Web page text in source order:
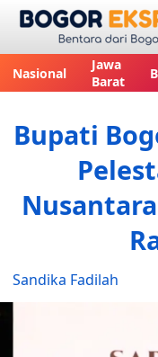
Nasional
Jawa
Barat
Bupati
Sandika Fadilah